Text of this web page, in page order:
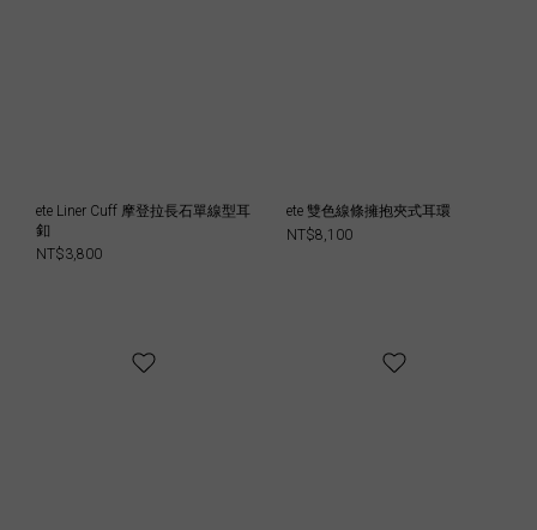
ete Liner Cuff 摩登拉長石單線型耳
釦
NT$3,800
ete 雙色線條擁抱夾式耳環
NT$8,100